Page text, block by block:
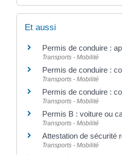
Et aussi
Permis de conduire :
Transports - Mobilité
Permis de conduire :
Transports - Mobilité
Permis de conduire :
Transports - Mobilité
Permis B : voiture ou
Transports - Mobilité
Attestation de sécurité
Transports - Mobilité